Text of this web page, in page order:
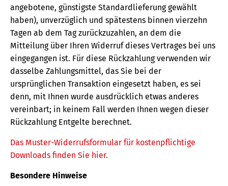
angebotene, günstigste Standardlieferung gewählt
haben), unverzüglich und spätestens binnen vierzehn
Tagen ab dem Tag zurückzuzahlen, an dem die
Mitteilung über Ihren Widerruf dieses Vertrages bei uns
eingegangen ist. Für diese Rückzahlung verwenden wir
dasselbe Zahlungsmittel, das Sie bei der
ursprünglichen Transaktion eingesetzt haben, es sei
denn, mit Ihnen wurde ausdrücklich etwas anderes
vereinbart; in keinem Fall werden Ihnen wegen dieser
Rückzahlung Entgelte berechnet.
Das Muster-Widerrufsformular für kostenpflichtige
Downloads finden Sie hier.
Besondere Hinweise